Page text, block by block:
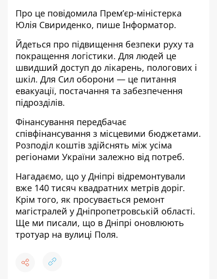
Про це повідомила Премʼєр-міністерка
Юлія Свириденко, пише Інформатор.
Йдеться про підвищення безпеки руху та
покращення логістики. Для людей це
швидший доступ до лікарень, пологових і
шкіл. Для Сил оборони — це питання
евакуації, постачання та забезпечення
підрозділів.
Фінансування передбачає
співфінансування з місцевими бюджетами.
Розподіл коштів здійснять між усіма
регіонами України залежно від потреб.
Нагадаємо, що у Дніпрі відремонтували
вже 140 тисяч квадратних метрів доріг.
Крім того, як просувається ремонт
магістралей у Дніпропетровській області.
Ще ми писали, що в Дніпрі оновлюють
тротуар на вулиці Поля.